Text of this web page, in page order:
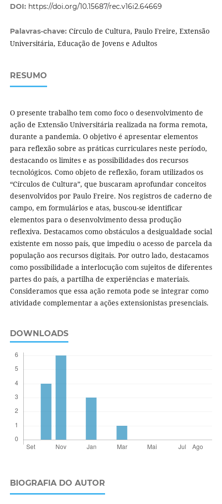
DOI: https://doi.org/10.15687/rec.v16i2.64669
Palavras-chave: Círculo de Cultura, Paulo Freire, Extensão
Universitária, Educação de Jovens e Adultos
RESUMO
O presente trabalho tem como foco o desenvolvimento de
ação de Extensão Universitária realizada na forma remota,
durante a pandemia. O objetivo é apresentar elementos
para reflexão sobre as práticas curriculares neste período,
destacando os limites e as possibilidades dos recursos
tecnológicos. Como objeto de reflexão, foram utilizados os
“Círculos de Cultura”, que buscaram aprofundar conceitos
desenvolvidos por Paulo Freire. Nos registros de caderno de
campo, em formulários e atas, buscou-se identificar
elementos para o desenvolvimento dessa produção
reflexiva. Destacamos como obstáculos a desigualdade social
existente em nosso país, que impediu o acesso de parcela da
população aos recursos digitais. Por outro lado, destacamos
como possibilidade a interlocução com sujeitos de diferentes
partes do país, a partilha de experiências e materiais.
Consideramos que essa ação remota pode se integrar como
atividade complementar a ações extensionistas presenciais.
DOWNLOADS
BIOGRAFIA DO AUTOR